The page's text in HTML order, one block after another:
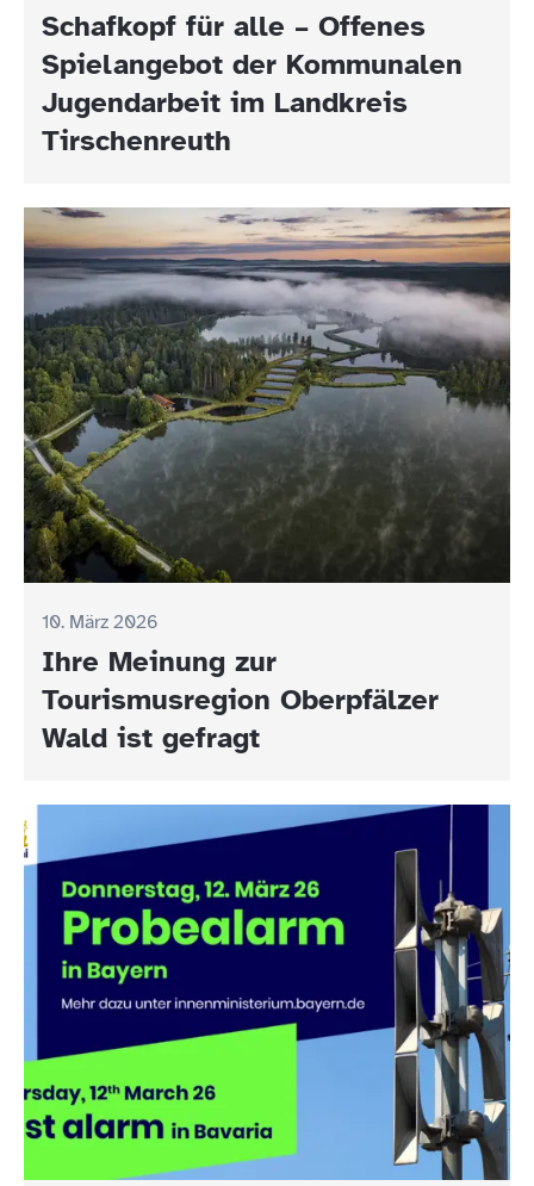
Schafkopf für alle – Offenes
Spielangebot der Kommunalen
Jugendarbeit im Landkreis
Tirschenreuth
10. März 2026
Ihre Meinung zur
Tourismusregion Oberpfälzer
Wald ist gefragt